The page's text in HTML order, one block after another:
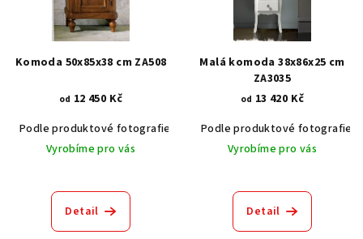
Komoda 50x85x38 cm ZA508
od 12 450 Kč
Podle produktové fotografie
Akát vintage BT1551
Dub světlý
Vyrobíme pro vás
Detail
Malá komoda 38x86x25 cm
ZA3035
od 13 420 Kč
Podle produktové fotografie
Vyrobíme pro vás
Detail